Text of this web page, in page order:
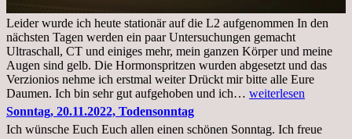
Leider wurde ich heute stationär auf die L2 aufgenommen In den
nächsten Tagen werden ein paar Untersuchungen gemacht
Ultraschall, CT und einiges mehr, mein ganzen Körper und meine
Augen sind gelb. Die Hormonspritzen wurden abgesetzt und das
Verzionios nehme ich erstmal weiter Drückt mir bitte alle Eure
Daumen. Ich bin sehr gut aufgehoben und ich… Mittwoch.
Krankenhaus
weiterlesen
Sonntag, 20.11.2022, Todensonntag
Ich wünsche Euch Euch allen einen schönen Sonntag. Ich freue